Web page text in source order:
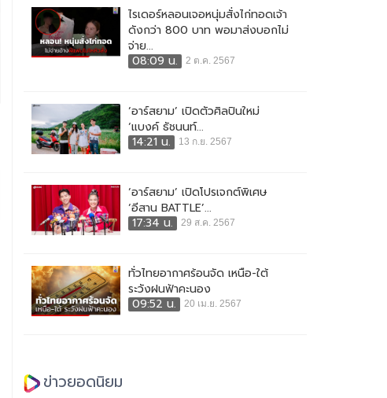
ไรเดอร์หลอนเจอหนุ่มสั่งไก่ทอดเจ้า
ดังกว่า 800 บาท พอมาส่งบอกไม่
จ่าย...
08:09 น.
2 ต.ค. 2567
‘อาร์สยาม’ เปิดตัวศิลปินใหม่
‘แบงค์ ธัชนนท์...
14:21 น.
13 ก.ย. 2567
‘อาร์สยาม’ เปิดโปรเจกต์พิเศษ
‘อีสาน BATTLE’...
17:34 น.
29 ส.ค. 2567
ทั่วไทยอากาศร้อนจัด เหนือ-ใต้
ระวังฝนฟ้าคะนอง
09:52 น.
20 เม.ย. 2567
ข่าวยอดนิยม